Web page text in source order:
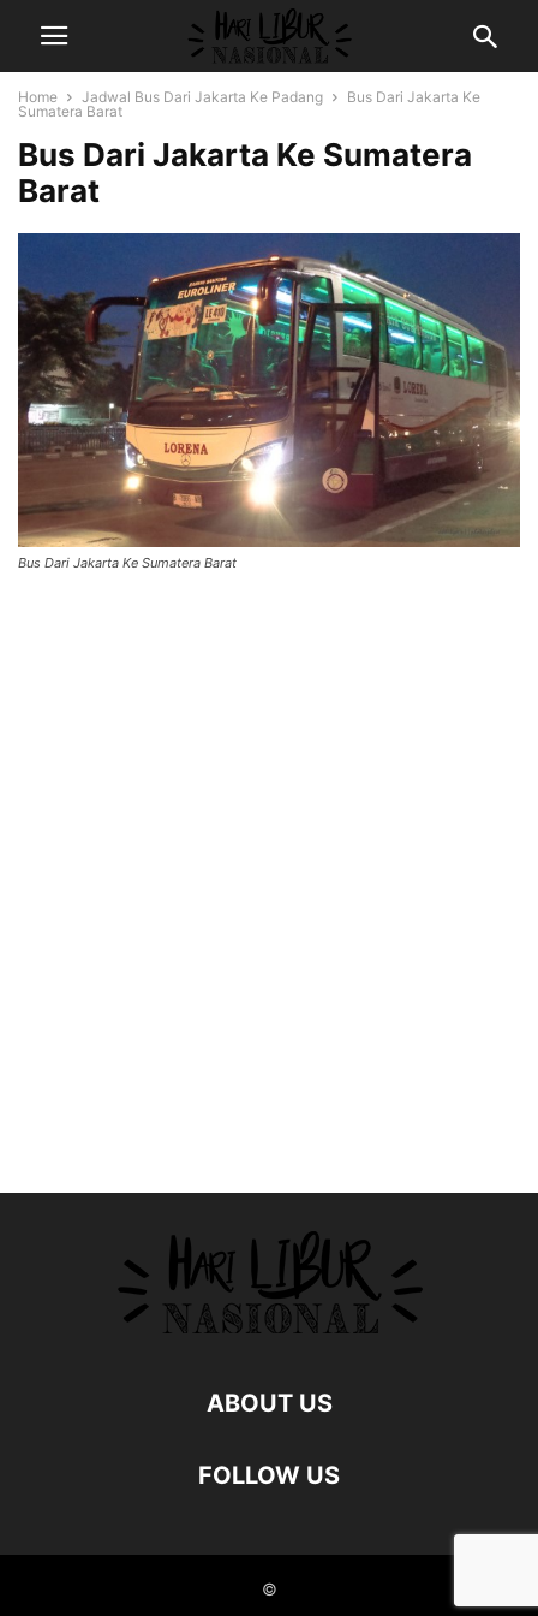
Home Jadwal Bus Dari Jakarta Ke Padang
Bus Dari Jakarta Ke
Sumatera Barat
Bus Dari Jakarta Ke Sumatera
Barat
Bus Dari Jakarta Ke Sumatera Barat
ABOUT US
FOLLOW US
©